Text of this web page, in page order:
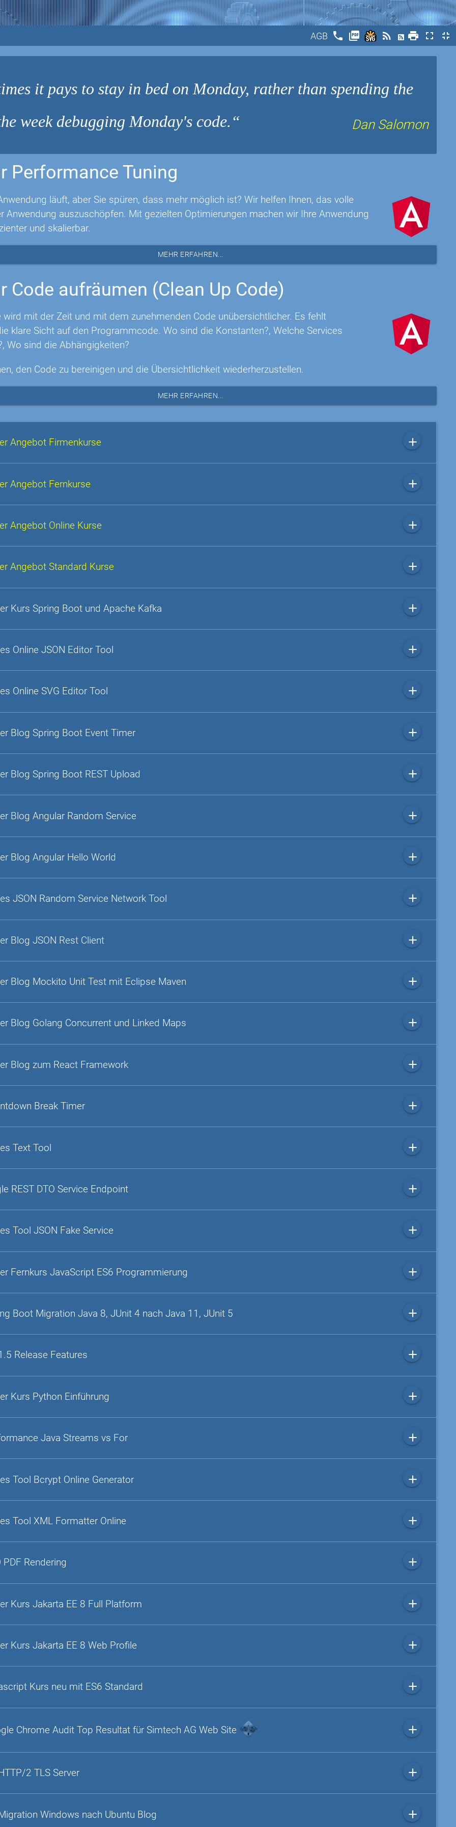
AGB phone picture_as_pdf rss_feed print fullscreen fullscreen_exit
it pays to stay in bed on Monday, rather than spending the
week debugging Monday's code.
Dan Salomon
Performance Tuning
läuft, aber Sie spüren, dass mehr möglich ist? Wir helfen Ihnen, das volle
Anwendung auszuschöpfen. Mit gezielten Optimierungen machen wir Ihre Anwendung
und skalierbar.
MEHR ERFAHREN...
Code aufräumen (Clean Up Code)
wird mit der Zeit und mit dem zunehmenden Code unübersichtlicher. Es fehlt
klare Sicht auf den Programmcode. Wo sind die Konstanten?, Welche Services
Wo sind die Abhängigkeiten?
den Code zu bereinigen und die Übersichtlichkeit wiederherzustellen.
MEHR ERFAHREN...
Angebot Firmenkurse add
Angebot Fernkurse add
Angebot Online Kurse add
Angebot Standard Kurse add
Kurs Spring Boot und Apache Kafka add
Online JSON Editor Tool add
Online SVG Editor Tool add
Blog Spring Boot Event Timer add
Blog Spring Boot REST Upload add
Blog Angular Random Service add
Blog Angular Hello World add
JSON Random Service Network Tool add
Blog JSON Rest Client add
Blog Mockito Unit Test mit Eclipse Maven add
Blog Golang Concurrent und Linked Maps add
Blog zum React Framework add
Break Timer add
Text Tool add
REST DTO Service Endpoint add
Tool JSON Fake Service add
Fernkurs JavaScript ES6 Programmierung add
Boot Migration Java 8, JUnit 4 nach Java 11, JUnit 5 add
Release Features add
Kurs Python Einführung add
Java Streams vs For add
Tool Bcrypt Online Generator add
Tool XML Formatter Online add
PDF Rendering add
Kurs Jakarta EE 8 Full Platform add
Kurs Jakarta EE 8 Web Profile add
Kurs neu mit ES6 Standard add
Chrome Audit Top Resultat für Simtech AG Web Site add
2 TLS Server add
Windows nach Ubuntu Blog add